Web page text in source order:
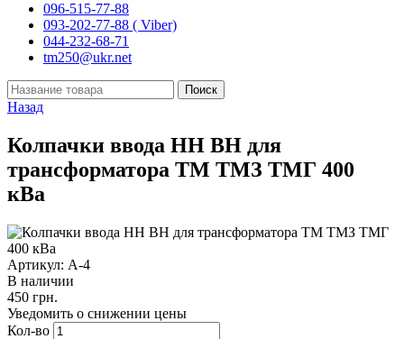
096-515-77-88
093-202-77-88 ( Viber)
044-232-68-71
tm250@ukr.net
Назад
Колпачки ввода НН ВН для
трансформатора ТМ ТМЗ ТМГ 400
кВа
Артикул: А-4
В наличии
450 грн.
Уведомить о снижении цены
Кол-во